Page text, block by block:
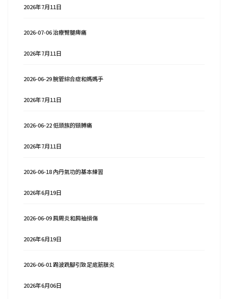
2026年7月11日
2026-07-06 治療臀腿痺痛
2026年7月11日
2026-06-29 腕管綜合症和媽媽手
2026年7月11日
2026-06-22 低頭族的頸膊痛
2026年7月11日
2026-06-18 內丹氣功的基本練習
2026年6月19日
2026-06-09 肩周炎和肩袖損傷
2026年6月19日
2026-06-01 踢波跣腳引致足底筋膜炎
2026年6月06日